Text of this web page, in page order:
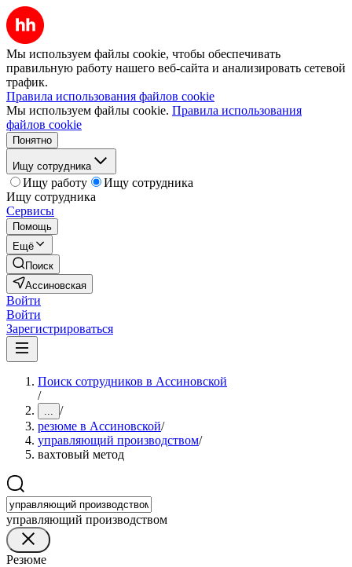
Мы используем файлы cookie, чтобы обеспечивать
правильную работу нашего веб-сайта и анализировать сетевой
трафик.
Правила использования файлов cookie
Мы используем файлы cookie. Правила использования
файлов cookie
Понятно
Ищу сотрудника
Ищу работу
Ищу сотрудника
Ищу сотрудника
Сервисы
Помощь
Ещё
Поиск
Ассиновская
Войти
Войти
Зарегистрироваться
Поиск сотрудников в Ассиновской
/
... /
резюме в Ассиновской/
управляющий производством/
вахтовый метод
управляющий производством
Резюме